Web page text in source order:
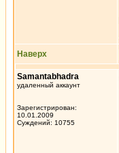
Наверх
Samantabhadra
удаленный аккаунт
Зарегистрирован:
10.01.2009
Суждений: 10755